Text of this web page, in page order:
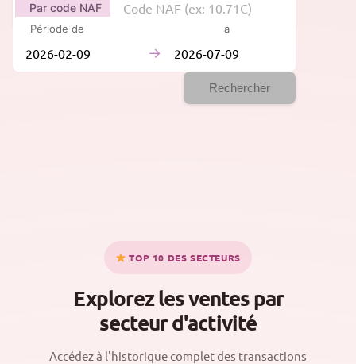
Par code NAF
Période de à
→
Rechercher
TOP 10 DES SECTEURS
Explorez les ventes par
secteur d'activité
Accédez à l'historique complet des transactions